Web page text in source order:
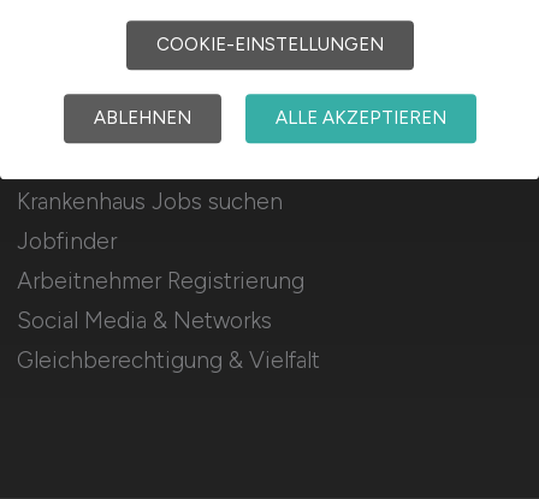
Für Arbeitnehmer
Krankenhaus Jobs suchen
Jobfinder
Arbeitnehmer Registrierung
Social Media & Networks
Gleichberechtigung & Vielfalt
Karrierenetzwerk
COOKIE-EINSTELLUNGEN
ABLEHNEN ALLE AKZEPTIEREN